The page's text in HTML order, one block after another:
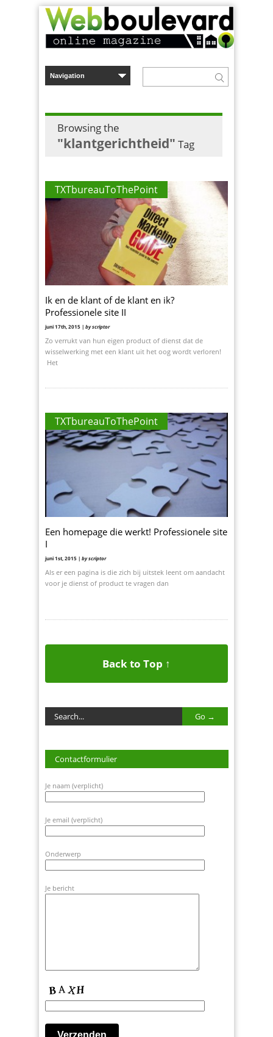
Browsing the
"klantgerichtheid" Tag
TXTbureauToThePoint
Ik en de klant of de klant en ik?
Professionele site II
juni 17th, 2015 | by scriptor
Zo verrukt van hun eigen product of dienst dat de
wisselwerking met een klant uit het oog wordt verloren!
Het
TXTbureauToThePoint
Een homepage die werkt! Professionele site
I
juni 1st, 2015 | by scriptor
Als er een pagina is die zich bij uitstek leent om aandacht
voor je dienst of product te vragen dan
Back to Top ↑
Contactformulier
Je naam (verplicht)
Je email (verplicht)
Onderwerp
Je bericht